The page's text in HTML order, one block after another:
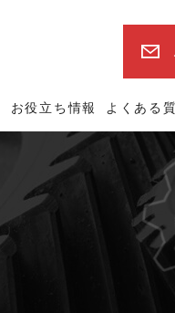
お役立ち情報 よくある